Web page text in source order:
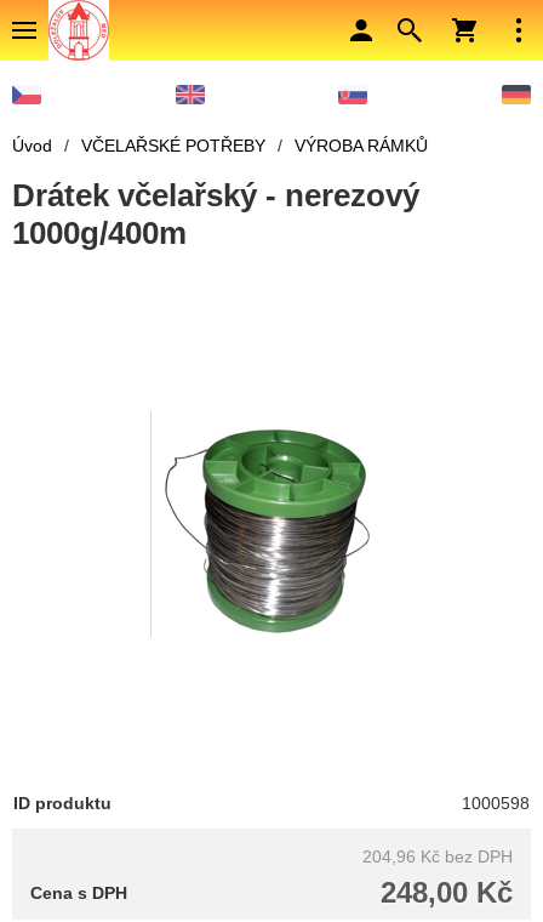
Úvod / VČELAŘSKÉ POTŘEBY / VÝROBA RÁMKŮ
Drátek včelařský - nerezový
1000g/400m
ID produktu 1000598
204,96 Kč bez DPH
248,00 Kč
Cena s DPH